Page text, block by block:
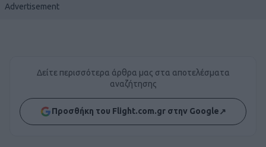
Δείτε περισσότερα άρθρα μας στα αποτελέσματα
αναζήτησης
Προσθήκη του Flight.com.gr στην Google↗